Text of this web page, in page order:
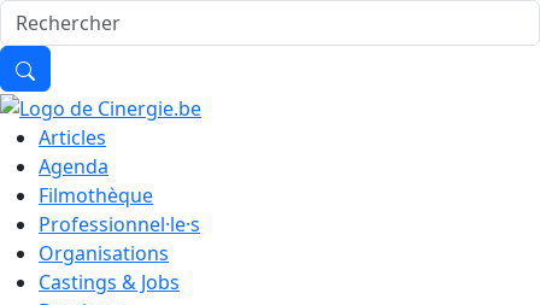
Articles
Agenda
Filmothèque
Professionnel·le·s
Organisations
Castings & Jobs